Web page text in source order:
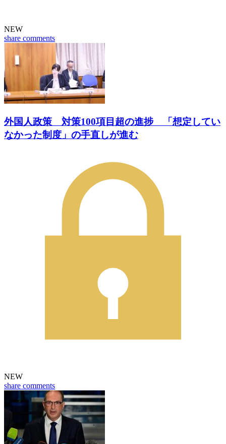
NEW
share comments
外国人政策 対策100項目超の進捗 「想定してい
なかった制度」の手直しが進む
NEW
share comments